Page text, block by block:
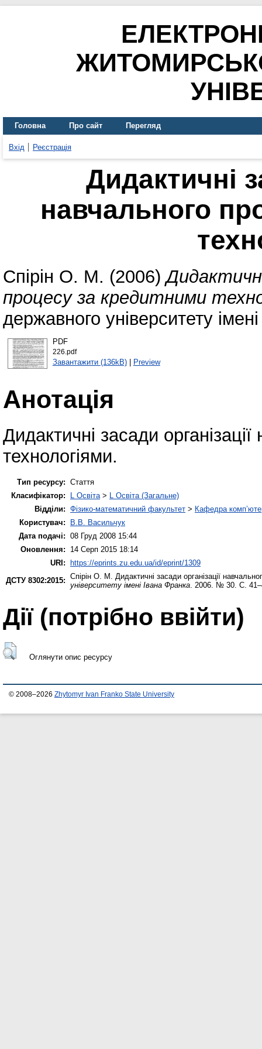
Головна Про сайт Перегляд
Вхід Реєстрація
Дидактичні
навчального
Спірін О. М. (2006)
процесу за кредитними
державного університету
PDF
226.pdf
Завантажити (136kB)| Preview
Анотація
Дидактичні засади
технологіями.
Тип ресурсу: Стаття
Класифікатор:
L Освіта > L Освіта (Загальне)
Відділи: Фізико-математичний факультет > Кафедра
Користувач:
В.В. Васильчук
Дата подачі: 08 Груд 2008 15:44
Оновлення:
14 Серп 2015 18:14
URI: https://eprints.zu.edu.ua/id/eprint/1309
ДСТУ 8302:2015: Спірін О. М.
Дидактичні засади організації
університету імені Івана Франка . 2006. № 30. С.
Дії ​​(потрібно ввійти)
Оглянути опис ресурсу
© 2008–2026 Zhytomyr Ivan Franko State University